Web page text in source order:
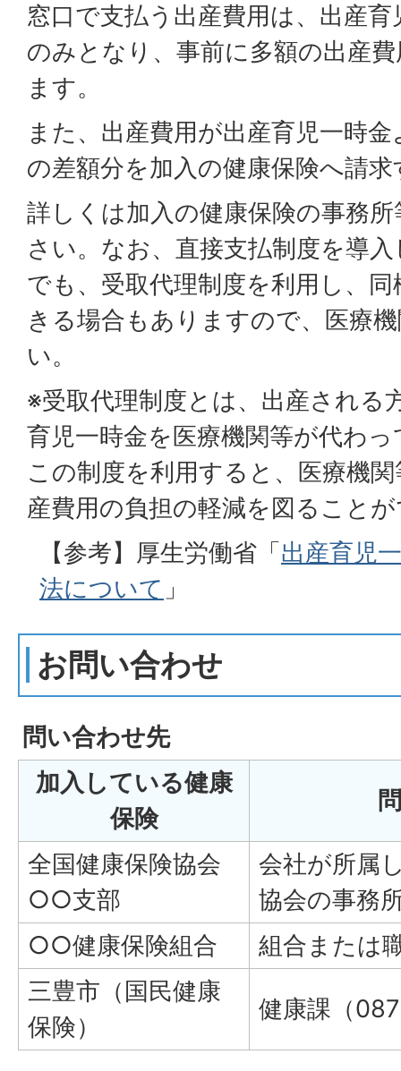
窓口で支払う出産費用は、出産
のみとなり、事前に多額の出産
ます。
また、出産費用が出産育児一時
の差額分を加入の健康保険へ請
詳しくは加入の健康保険の事務
さい。なお、直接支払制度を導
でも、受取代理制度を利用し、
きる場合もありますので、医療
い。
※受取代理制度とは、出産される
育児一時金を医療機関等が代わ
この制度を利用すると、医療機
産費用の負担の軽減を図ること
【参考】厚生労働省「出産育児
法について 」
お問い合わせ
問い合わせ先
加入している健康
保険
全国健康保険協会
○○支部
会社が所属
協会の事務
○○健康保険組合
組合または
三豊市（国民健康
保険）
健康課（